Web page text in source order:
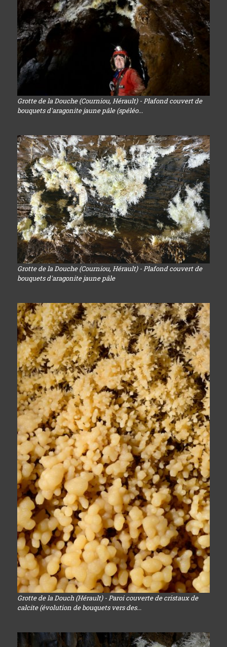
Grotte de la Douche (Courniou, Hérault) - Plafond couvert de
bouquets d'aragonite jaune pâle (spéléo...
Grotte de la Douche (Courniou, Hérault) - Plafond couvert de
bouquets d'aragonite jaune pâle
Grotte de la Douch (Hérault) - Paroi couverte de cristaux de
calcite (évolution de bouquets vers des...